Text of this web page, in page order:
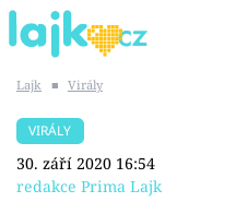
SHOPAHOLICADEL
Lajk ■ Virály
VIRÁLY
30. září 2020 16:54
redakce Prima Lajk